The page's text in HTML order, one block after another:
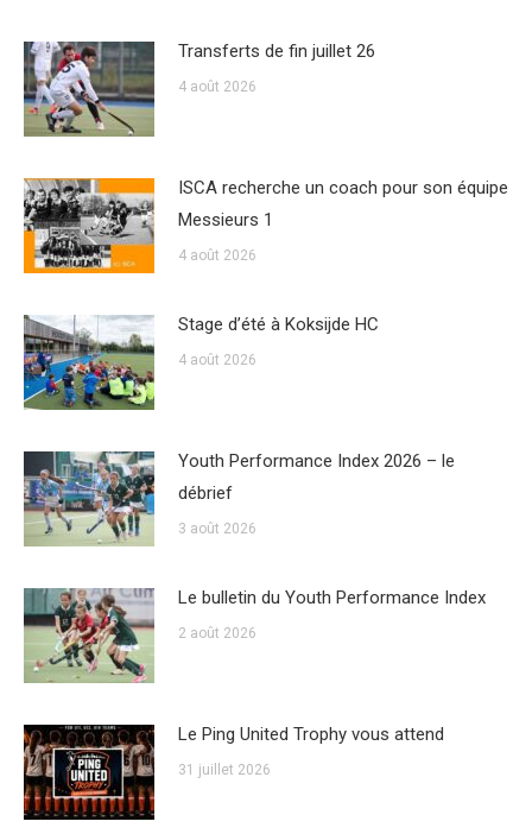
Transferts de fin juillet 26
4 août 2026
ISCA recherche un coach pour son équipe
Messieurs 1
4 août 2026
Stage d’été à Koksijde HC
4 août 2026
Youth Performance Index 2026 – le
débrief
3 août 2026
Le bulletin du Youth Performance Index
2 août 2026
Le Ping United Trophy vous attend
31 juillet 2026